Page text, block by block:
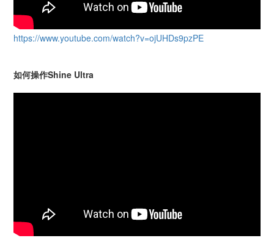
https://www.youtube.com/watch?v=ojUHDs9pzPE
如何操作Shine Ultra